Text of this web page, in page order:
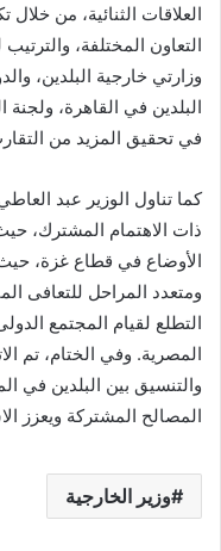
العلاقات الثنائية، من
التعاون المختلفة،
وزارتي خارجية البلدين،
البلدين في القاهرة،
في تحقيق المزيد من
كما تناول الوزير عبد
ذات الاهتمام المشترك،
الأوضاع في قطاع غزة،
ومتعدد المراحل للتعافى
التطلع لقيام المجتمع
المصرية. وفي الختام، تم
والتنسيق بين البلدين في
المصالح المشتركة ويعزز
وزير الخارجية